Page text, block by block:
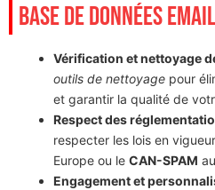
BASE DE DONNÉES
Vérification et nettoyage
outils de nettoyage pour
et garantir la qualité de
Respect des
respecter les lois en
Europe ou le CAN-SPAM
Engagement et